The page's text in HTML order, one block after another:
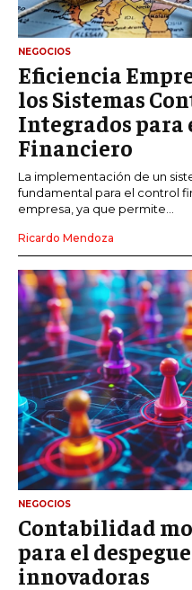
NEGOCIOS
Eficiencia
los Sistemas
Integrados para
Financiero
La implementación de un
fundamental para el control
empresa, ya que permite...
Ricardo Mendoza
NEGOCIOS
Contabilidad
para el
innovadoras